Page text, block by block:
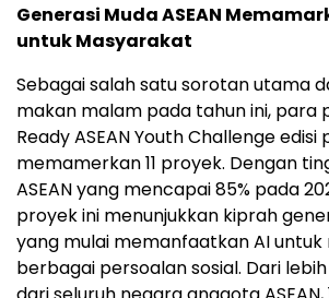
Generasi Muda ASEAN
untuk Masyarakat
Sebagai salah satu sorotan utama
makan malam pada tahun ini, para
Ready ASEAN Youth Challenge edisi
memamerkan 11 proyek. Dengan
ASEAN yang mencapai 85% pada
proyek ini menunjukkan kiprah
yang mulai memanfaatkan AI
berbagai persoalan sosial. Dari